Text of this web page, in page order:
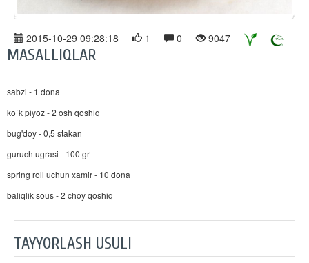
2015-10-29 09:28:18 1 0 9047
MASALLIQLAR
sabzi - 1 dona
ko`k piyoz - 2 osh qoshiq
bug'doy - 0,5 stakan
guruch ugrasi - 100 gr
spring roll uchun xamir - 10 dona
baliqlik sous - 2 choy qoshiq
TAYYORLASH USULI